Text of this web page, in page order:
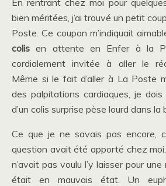
bien méritées, j’ai trouvé un petit
Poste. Ce coupon m’indiquait
colis en attente en Enfer à la
cordialement invitée à aller le
Même si le fait d’aller à La Poste
des palpitations cardiaques, je
d’un colis surprise pèse lourd dans la
Ce que je ne savais pas encore,
question avait été apporté chez
n’avait pas voulu l’y laisser pour
était en mauvais état. Un